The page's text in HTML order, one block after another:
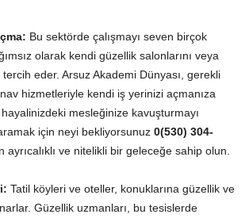
Bu sektörde çalışmayı seven birçok
olarak kendi güzellik salonlarını veya
tercih eder. Arsuz Akademi Dünyası, gerekli
hizmetleriyle kendi iş yerinizi açmanıza
mesleğinize kavuşturmayı
için neyi bekliyorsunuz 0(530) 304-
ayrıcalıklı ve nitelikli bir geleceğe sahip olun.
Tatil köyleri ve oteller, konuklarına güzellik ve
Güzellik uzmanları, bu tesislerde